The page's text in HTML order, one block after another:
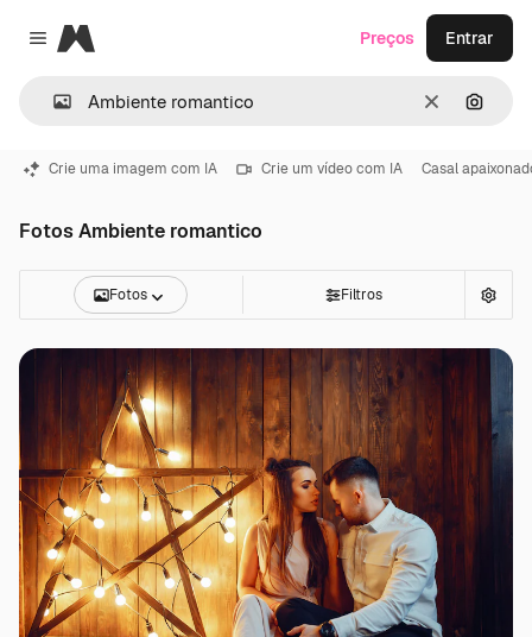
Close menu
Magnific
Limpar
Preços Entrar
Crie uma imagem com IA Crie um vídeo com IA Casal
Fotos Ambiente romantico
Fotos Filtros